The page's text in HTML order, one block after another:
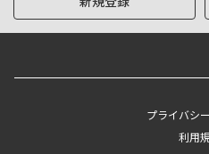
プライバシ
利用